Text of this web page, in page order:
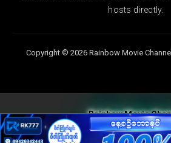
hosts directly.
Copyright © 2026 Rainbow Movie
Rainbow Movie
Follow Us On